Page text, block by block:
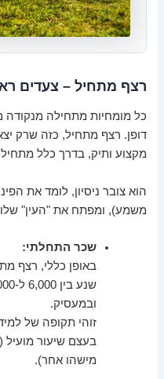
רצף מתחיל – צעדים
כל מומחיות מתחילה מנקודה
דופן. רצף מתחיל, כזה שרק
מקצוע ותיק, בדרך כלל
הוא צובר ניסיון, לומד את
משמע), ומפתח את "העין" שלו
שכר התחלתי:
באופן כללי, רצף
ובמעסיק.
זוהי תקופה של
בעצם שיעור
מישהו אחר).